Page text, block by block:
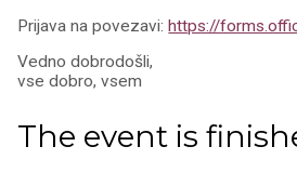
Prijava na povezavi:https://
Vedno dobrodošli,
vse dobro, vsem
The event is